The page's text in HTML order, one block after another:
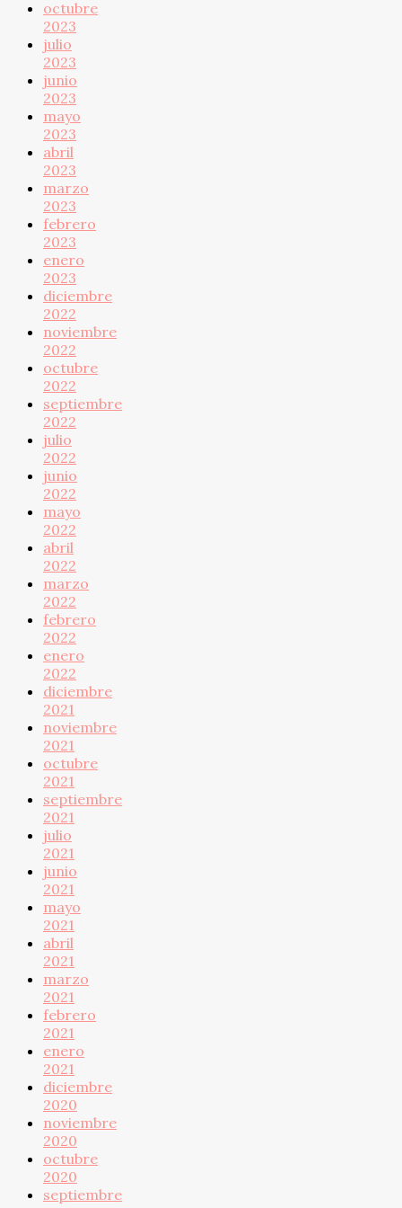
octubre
2023
julio
2023
junio
2023
mayo
2023
abril
2023
marzo
2023
febrero
2023
enero
2023
diciembre
2022
noviembre
2022
octubre
2022
septiembre
2022
julio
2022
junio
2022
mayo
2022
abril
2022
marzo
2022
febrero
2022
enero
2022
diciembre
2021
noviembre
2021
octubre
2021
septiembre
2021
julio
2021
junio
2021
mayo
2021
abril
2021
marzo
2021
febrero
2021
enero
2021
diciembre
2020
noviembre
2020
octubre
2020
septiembre